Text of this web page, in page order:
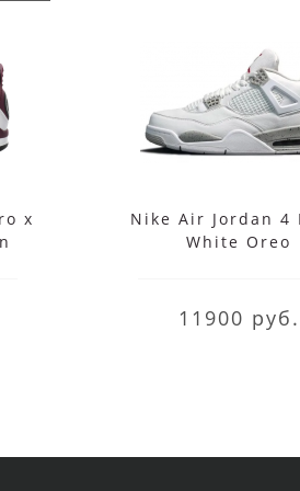
x
Nike Air Jordan 4
White Oreo
11900 руб.